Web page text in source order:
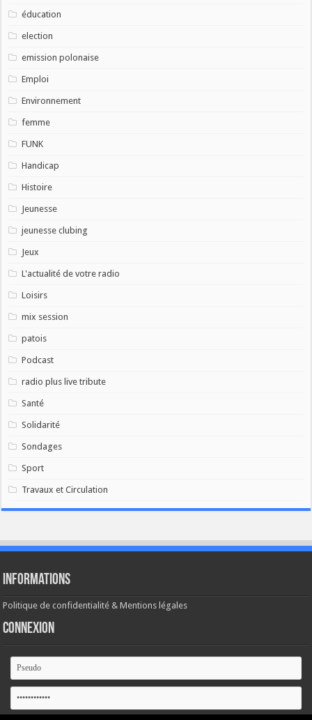
éducation
election
emission polonaise
Emploi
Environnement
femme
FUNK
Handicap
Histoire
Jeunesse
jeunesse clubing
Jeux
L'actualité de votre radio
Loisirs
mix session
patois
Podcast
radio plus live tribute
Santé
Solidarité
Sondages
Sport
Travaux et Circulation
Informations
Politique de confidentialité & Mentions légales
Connexion